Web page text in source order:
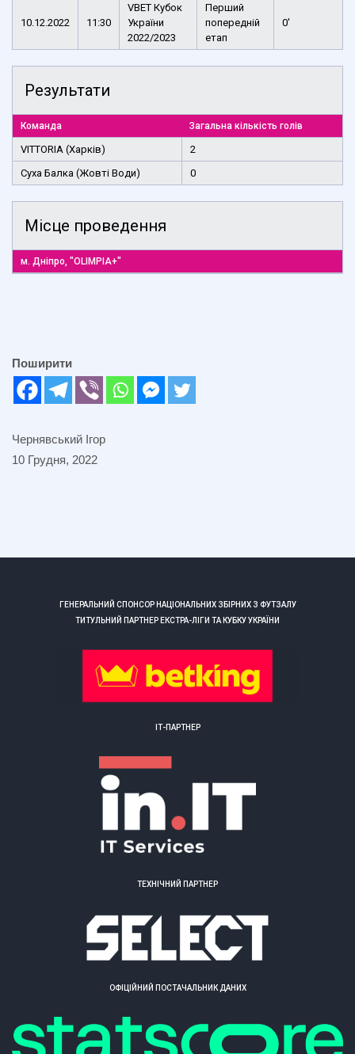
10.12.2022 11:30
VBET Кубок
України
2022/2023
Перший
попередній
етап
0'
Результати
Команда Загальна кількість голів
VITTORIA (Харків)
2
Суха Балка (Жовті Води)
0
Місце проведення
м. Дніпро, "OLIMPIA+"
Поширити
Чернявський Ігор
10 Грудня, 2022
ГЕНЕРАЛЬНИЙ СПОНСОР НАЦІОНАЛЬНИХ ЗБІРНИХ З ФУТЗАЛУ
ТИТУЛЬНИЙ ПАРТНЕР ЕКСТРА-ЛІГИ ТА КУБКУ УКРАЇНИ
ІТ-ПАРТНЕР
ТЕХНІЧНИЙ ПАРТНЕР
ОФІЦІЙНИЙ ПОСТАЧАЛЬНИК ДАНИХ